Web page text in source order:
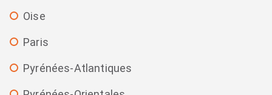
Oise
Paris
Pyrénées-Atlantiques